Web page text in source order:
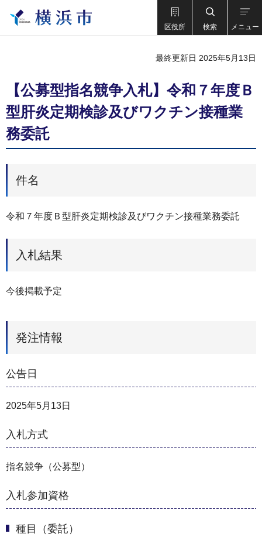
区役所 検索 メニュー
最終更新日 2025年5月13日
【公募型指名競争入札】令和７年度Ｂ
型肝炎定期検診及びワクチン接種業
務委託
件名
令和７年度Ｂ型肝炎定期検診及びワクチン接種業務委託
入札結果
今後掲載予定
発注情報
公告日
2025年5月13日
入札方式
指名競争（公募型）
入札参加資格
種目（委託）